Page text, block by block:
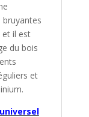
bruyantes
et il est
du bois
et